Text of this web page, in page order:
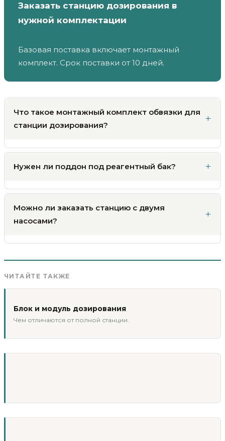
Заказать станцию дозирования в
нужной комплектации
Базовая поставка включает монтажный
комплект. Срок поставки от 10 дней.
Что такое монтажный комплект обвязки для
станции дозирования?
Нужен ли поддон под реагентный бак?
Можно ли заказать станцию с двумя
насосами?
ЧИТАЙТЕ ТАКЖЕ
Блок и модуль дозирования
Чем отличаются от полной станции.